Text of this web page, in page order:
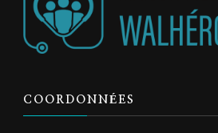
COORDONNÉES